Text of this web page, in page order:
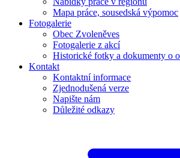
Mapa práce, sousedská výpomoc
Fotogalerie
Obec Zvoleněves
Fotogalerie z akcí
Historické fotky a dokumenty o
Kontakt
Kontaktní informace
Zjednodušená verze
Napište nám
Důležité odkazy